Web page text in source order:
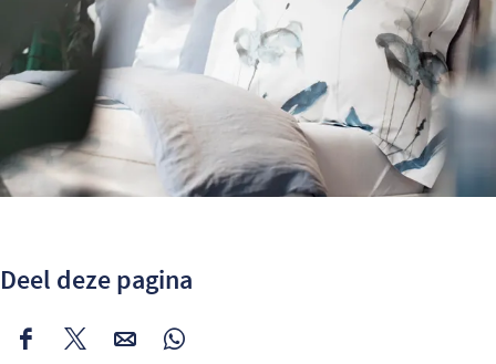
Deel deze pagina
Deel
Deel
Deel
Deel